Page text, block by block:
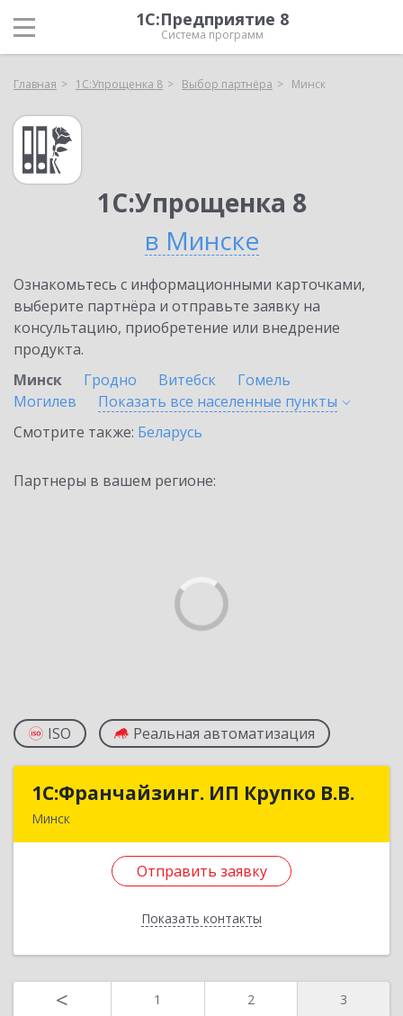
1С:Предприятие 8
Система программ
Главная 1С:Упрощенка 8 Выбор партнёра Минск
1С:Упрощенка 8
в Минске
Ознакомьтесь с информационными карточками,
выберите партнёра и отправьте заявку на
консультацию, приобретение или внедрение
продукта.
Минск
Гродно Витебск
Гомель
Могилев
Показать все населенные пункты
Смотрите также: Беларусь
Партнеры в вашем регионе:
ISO Реальная автоматизация
1С:Франчайзинг. ИП Крупко В.В.
Минск
Отправить заявку
Показать контакты
1С:Франчайзинг. ИП Крупко В.В.
Минский р-н, Боровлянский с/с, п.Лесной, д.2
< 1 2 3